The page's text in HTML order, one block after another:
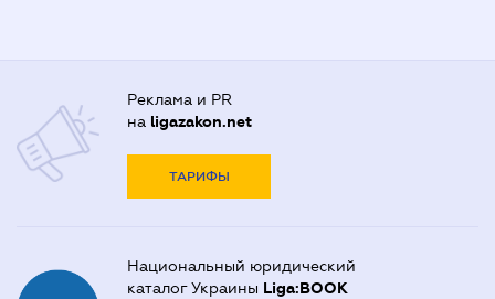
Реклама и PR
на ligazakon.net
ТАРИФЫ
Национальный юридический
каталог Украины Liga:BOOK